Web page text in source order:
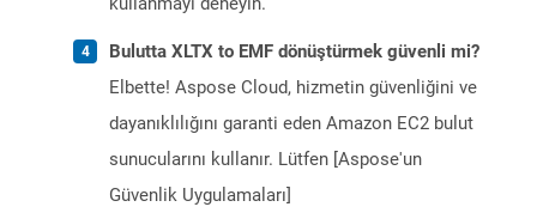
Bulutta XLTX to EMF dönüştürmek güvenli mi?
Elbette! Aspose Cloud, hizmetin güvenliğini ve
dayanıklılığını garanti eden Amazon EC2 bulut
sunucularını kullanır. Lütfen [Aspose'un
Güvenlik Uygulamaları]